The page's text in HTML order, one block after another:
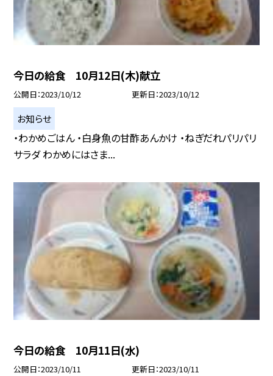
今日の給食 10月12日(木)献立
公開日 2023/10/12 更新日 2023/10/12
お知らせ
・わかめごはん ・白身魚の甘酢あんかけ ・ねぎだれパリパリ
サラダ わかめにはさま...
今日の給食 10月11日(水)
公開日 2023/10/11 更新日 2023/10/11